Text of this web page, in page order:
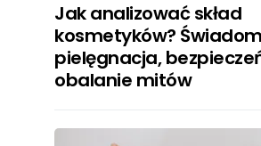
Jak analizować skład
kosmetyków?
pielęgnacja,
obalanie mitów